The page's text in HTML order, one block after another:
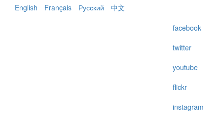
English Français Русский 中文
facebook
twitter
youtube
flickr
instagram